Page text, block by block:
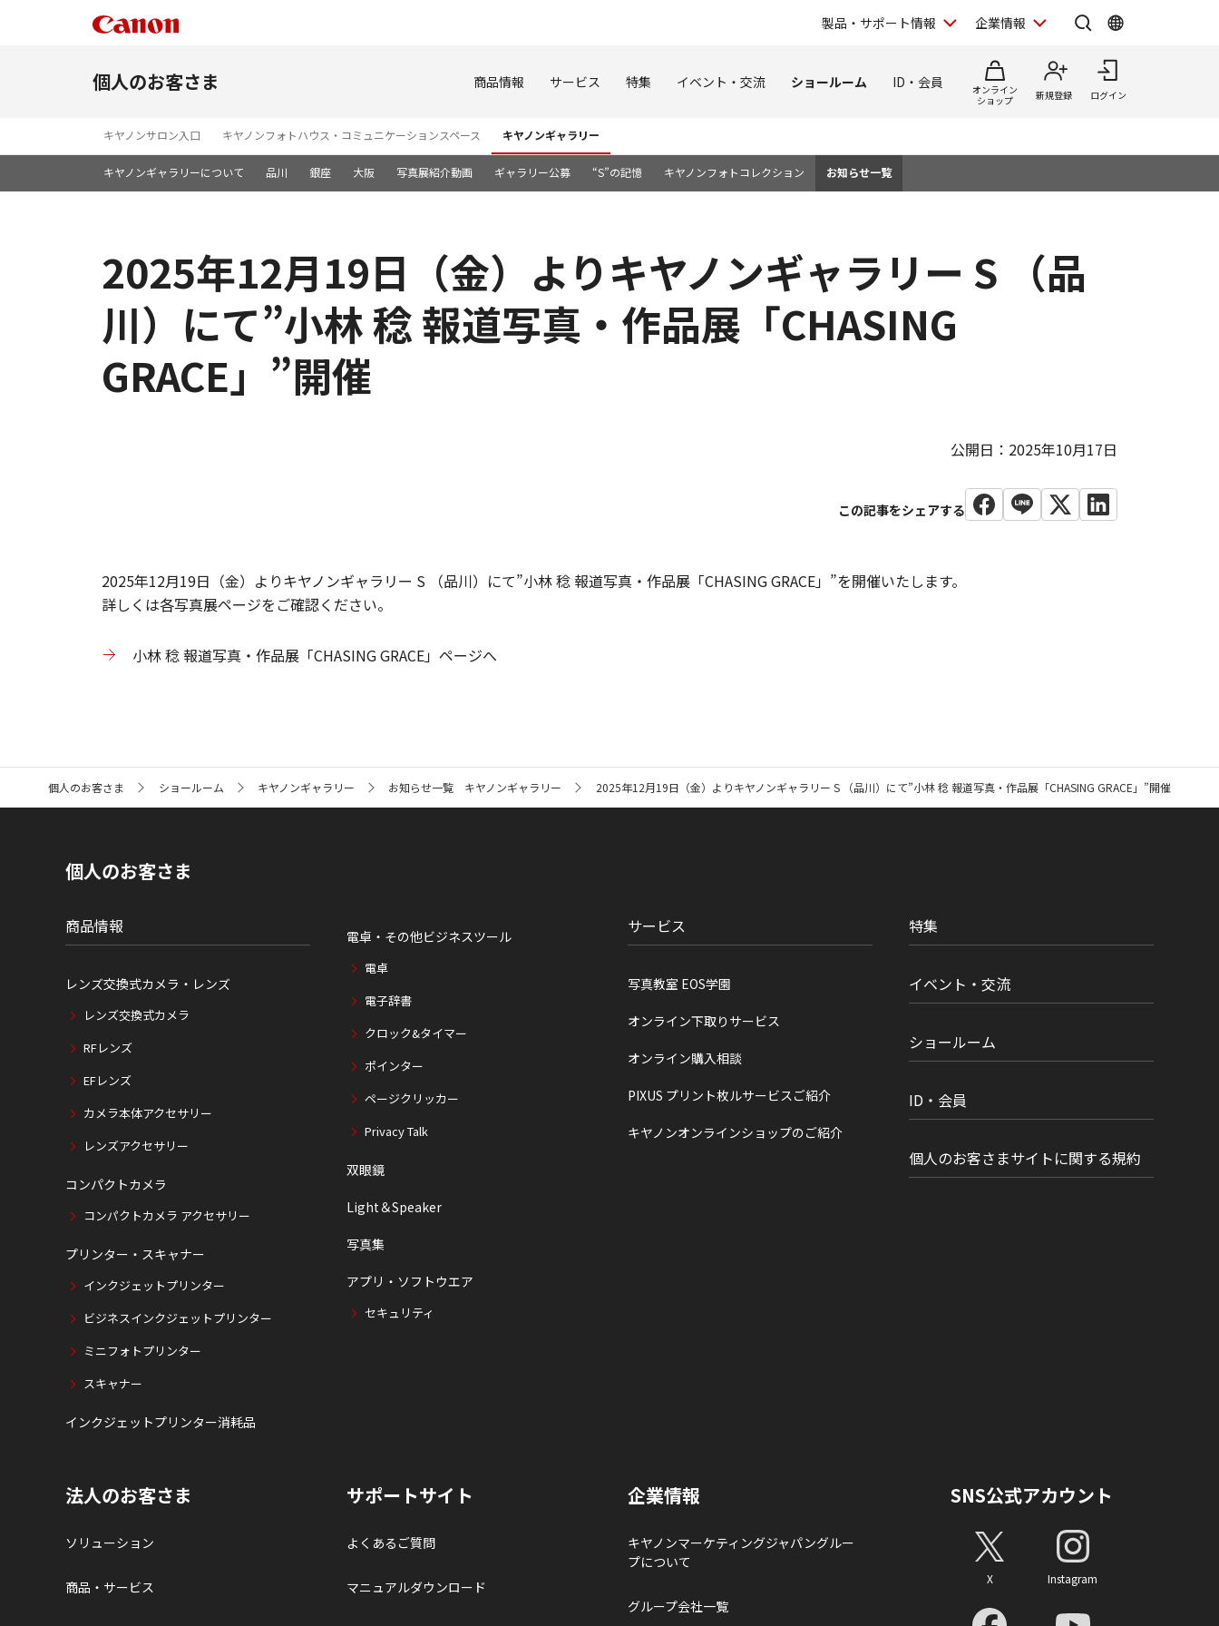
製品・サポート情報 企業情報
個人のお客さま 商品情報 サービス 特集 イベント・交流 ショールーム ID・会員
オンライン
ショップ
新規登録 ログイン
キヤノンサロン入口 キヤノンフォトハウス・コミュニケーションスペース キヤノンギャラリー
キヤノンギャラリーについて 品川 銀座 大阪 写真展紹介動画 ギャラリー公募 “S”の記憶 キヤノンフォトコレクション お知らせ一覧
2025年12月19日（金）よりキヤノンギャラリー S （品
川）にて”小林 稔 報道写真・作品展「CHASING
GRACE」”開催
公開日：2025年10月17日
2025年12月19日（金）よりキヤノンギャラリー S （品川）にて”小林 稔 報道写真・作品展「CHASING GRACE」”を開催いたします。
詳しくは各写真展ページをご確認ください。
小林 稔 報道写真・作品展「CHASING GRACE」ページへ
ト
個人のお客さま ショールーム キヤノンギャラリー お知らせ一覧 キヤノンギャラリー 2025年12月19日（金）よりキヤノンギャラリー S （品川）にて”小林 稔 報道写真・作品展「CHASING GRACE」”開催
個人のお客さま
商品情報
レンズ交換式カメラ・レンズ
レンズ交換式カメラ
RFレンズ
EFレンズ
カメラ本体アクセサリー
レンズアクセサリー
コンパクトカメラ
コンパクトカメラ アクセサリー
プリンター・スキャナー
インクジェットプリンター
ビジネスインクジェットプリンター
ミニフォトプリンター
スキャナー
インクジェットプリンター消耗品
電卓・その他ビジネスツール
電卓
電子辞書
クロック&タイマー
ポインター
ページクリッカー
Privacy Talk
双眼鏡
Light＆Speaker
写真集
アプリ・ソフトウエア
セキュリティ
サービス
写真教室 EOS学園
オンライン下取りサービス
オンライン購入相談
PIXUS プリント枚ルサービスご紹介
キヤノンオンラインショップのご紹介
特集
イベント・交流
ショールーム
ID・会員
個人のお客さまサイトに関する規約
法人のお客さま
ソリューション
商品・サービス
サポートサイト
よくあるご質問
マニュアルダウンロード
企業情報
キヤノンマーケティングジャパングルー
プについて
グループ会社一覧
SNS公式アカウント
X Instagram